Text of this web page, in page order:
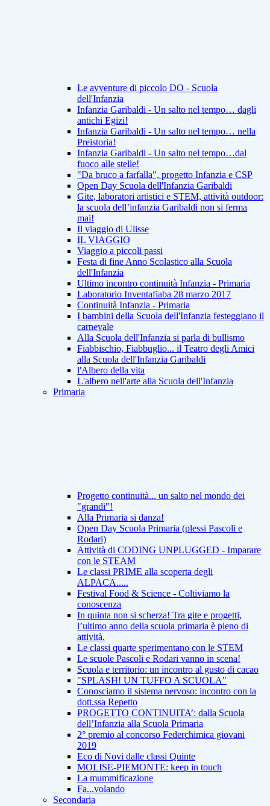
Le avventure di piccolo DO - Scuola
dell'Infanzia
Infanzia Garibaldi - Un salto nel tempo… dagli
antichi Egizi!
Infanzia Garibaldi - Un salto nel tempo… nella
Preistoria!
Infanzia Garibaldi - Un salto nel tempo…dal
fuoco alle stelle!
"Da bruco a farfalla", progetto Infanzia e CSP
Open Day Scuola dell'Infanzia Garibaldi
Gite, laboratori artistici e STEM, attività outdoor:
la scuola dell’infanzia Garibaldi non si ferma
mai!
Il viaggio di Ulisse
IL VIAGGIO
Viaggio a piccoli passi
Festa di fine Anno Scolastico alla Scuola
dell'Infanzia
Ultimo incontro continuità Infanzia - Primaria
Laboratorio Inventafiaba 28 marzo 2017
Continuità Infanzia - Primaria
I bambini della Scuola dell'Infanzia festeggiano il
carnevale
Alla Scuola dell'Infanzia si parla di bullismo
Fiabbischio, Fiabbuglio... il Teatro degli Amici
alla Scuola dell'Infanzia Garibaldi
l'Albero della vita
L'albero nell'arte alla Scuola dell'Infanzia
Primaria
Progetto continuità... un salto nel mondo dei
"grandi"!
Alla Primaria si danza!
Open Day Scuola Primaria (plessi Pascoli e
Rodari)
Attività di CODING UNPLUGGED - Imparare
con le STEAM
Le classi PRIME alla scoperta degli
ALPACA.....
Festival Food & Science - Coltiviamo la
conoscenza
In quinta non si scherza! Tra gite e progetti,
l’ultimo anno della scuola primaria è pieno di
attività.
Le classi quarte sperimentano con le STEM
Le scuole Pascoli e Rodari vanno in scena!
Scuola e territorio: un incontro al gusto di cacao
"SPLASH! UN TUFFO A SCUOLA"
Conosciamo il sistema nervoso: incontro con la
dott.ssa Repetto
PROGETTO CONTINUITA’: dalla Scuola
dell’Infanzia alla Scuola Primaria
2° premio al concorso Federchimica giovani
2019
Eco di Novi dalle classi Quinte
MOLISE-PIEMONTE: keep in touch
La mummificazione
Fa...volando
Secondaria